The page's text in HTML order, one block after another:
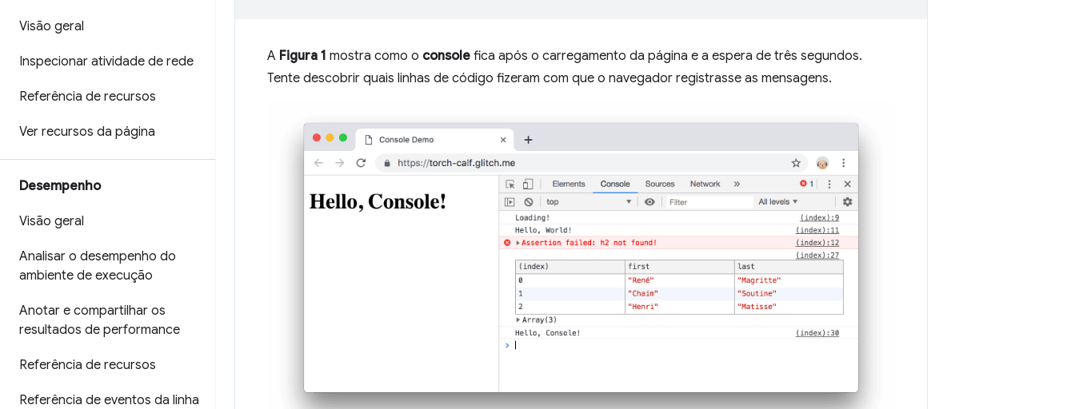
Visão geral
Inspecionar atividade de rede
Referência de recursos
Ver recursos da página
Desempenho
Visão geral
Analisar o desempenho do
ambiente de execução
Anotar e compartilhar os
resultados de performance
Referência de recursos
Referência de eventos da linha
A Figura 1 mostra como o console fica após o carregamento da página e a espera de três segundos.
Tente descobrir quais linhas de código fizeram com que o navegador registrasse as mensagens.